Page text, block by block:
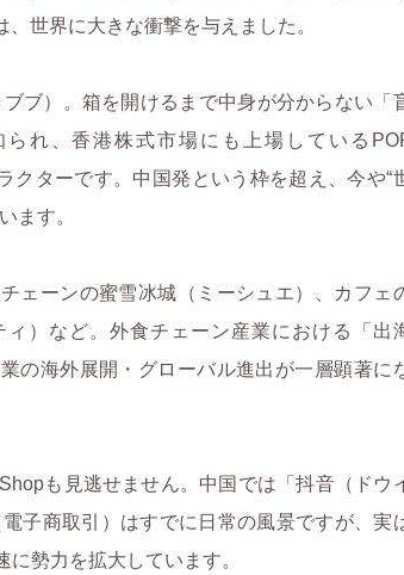
世界に大きな衝撃を与えました。
ブ）。箱を開けるまで中身が分からない「
れ、香港株式市場にも上場している
クターです。中国発という枠を超え、今や“
ます。
ェーンの蜜雪冰城（ミーシュエ）、カフェ
）など。外食チェーン産業における「出
の海外展開・グローバル進出が一層顕著に
も見逃せません。中国では「抖音（ドウ
子商取引）はすでに日常の風景ですが、実
勢力を拡大しています。